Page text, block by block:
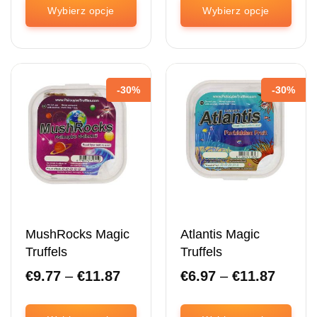
€19.95.
Wybierz opcje
Ten
produkt
ma
wariantów.
Opcje
można
wybrać
stronie
produktu
do
Wybierz opcje
Ten
produkt
ma
wariantów.
Opcje
można
wybrać
stronie
-30%
MushRocks Magic
Truffels
€9.77 – €11.87Zakres
od
-30%
Atlantis Magic
Truffels
€6.97 – €11.87Zakres
od